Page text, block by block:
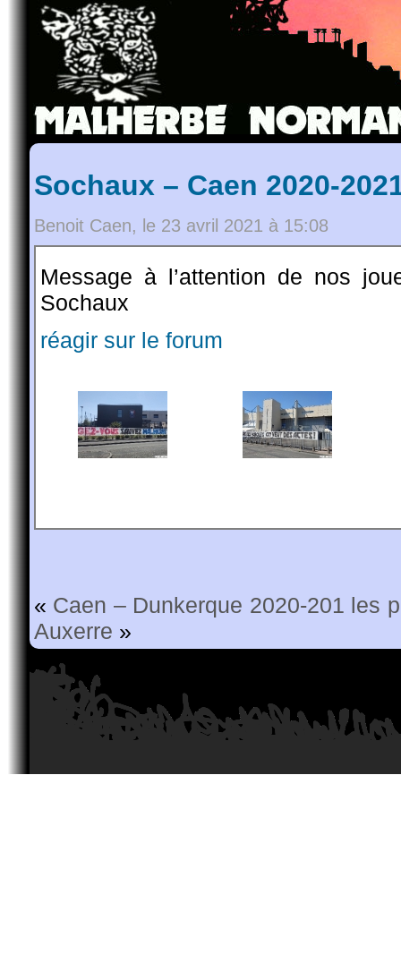
Sochaux – Caen 2020-
Benoit Caen, le 23 avril 2021 à 15:08
Message à l’attention de nos
Sochaux
réagir sur le forum
« Caen – Dunkerque 2020-201 les
Auxerre »